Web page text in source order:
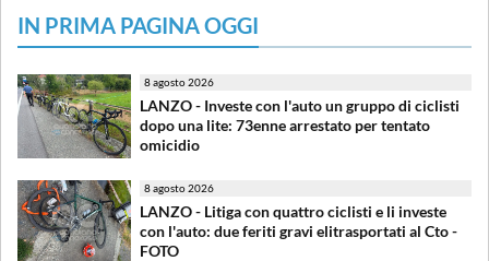
IN PRIMA PAGINA OGGI
8 agosto 2026
LANZO - Investe con l'auto un gruppo di ciclisti
dopo una lite: 73enne arrestato per tentato
omicidio
8 agosto 2026
LANZO - Litiga con quattro ciclisti e li investe
con l'auto: due feriti gravi elitrasportati al Cto -
FOTO